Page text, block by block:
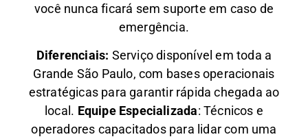
você nunca ficará sem suporte em caso de
emergência.
Diferenciais: Serviço disponível em toda a
Grande São Paulo, com bases operacionais
estratégicas para garantir rápida chegada ao
local. Equipe Especializada: Técnicos e
operadores capacitados para lidar com uma